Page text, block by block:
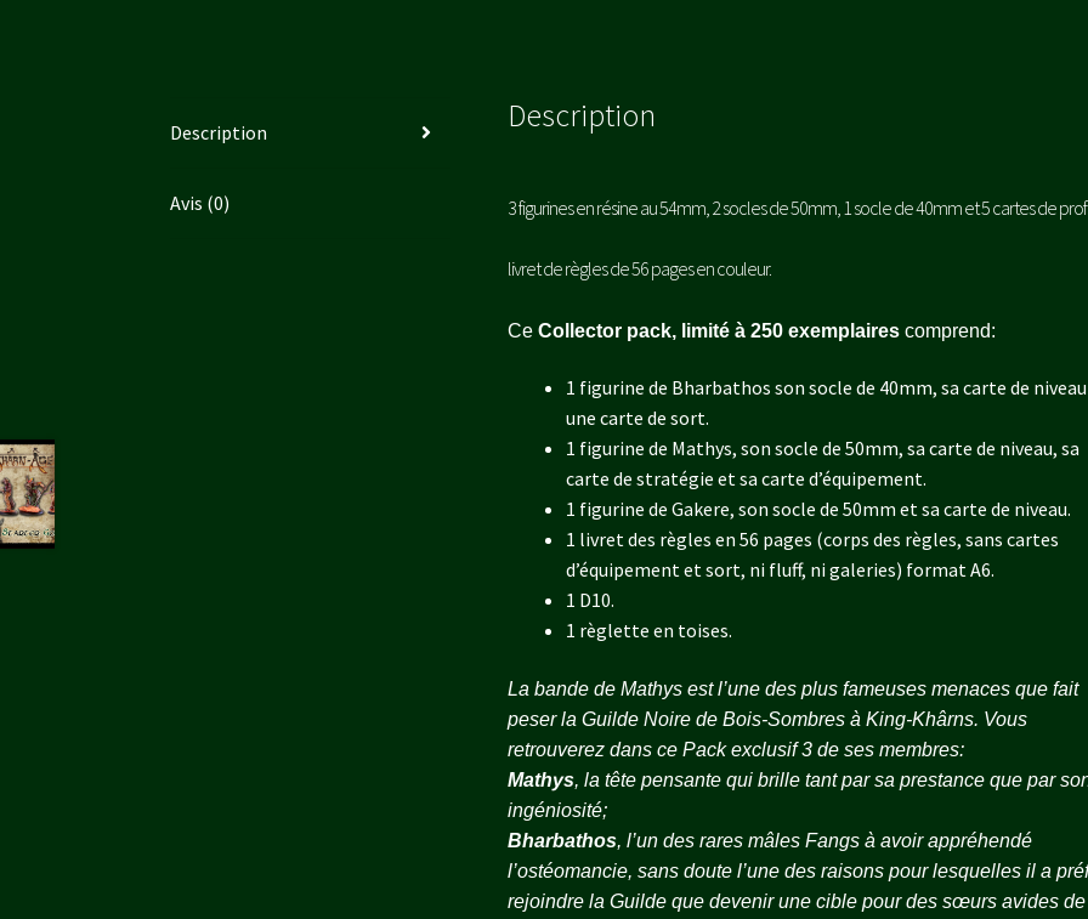
Description
Avis (0)
Description
3 figurines en résine au 54mm, 2 socles de 50mm, 1 socle de 40mm et 5 cartes de
livret de règles de 56 pages en couleur.
Ce Collector pack, limité à 250 exemplaires comprend:
1 figurine de Bharbathos son socle de 40mm, sa carte de
une carte de sort.
1 figurine de Mathys, son socle de 50mm, sa carte de niveau, sa
carte de stratégie et sa carte d’équipement.
1 figurine de Gakere, son socle de 50mm et sa carte de niveau.
1 livret des règles en 56 pages (corps des règles, sans cartes
d’équipement et sort, ni fluff, ni galeries) format A6.
1 D10.
1 règlette en toises.
La bande de Mathys est l’une des plus fameuses menaces que fait
peser la Guilde Noire de Bois-Sombres à King-Khârns. Vous
retrouverez dans ce Pack exclusif 3 de ses membres:
Mathys, la tête pensante qui brille tant par sa prestance que par
ingéniosité;
Bharbathos, l’un des rares mâles Fangs à avoir appréhendé
l’ostéomancie, sans doute l’une des raisons pour lesquelles il a
rejoindre la Guilde que devenir une cible pour des sœurs avides de